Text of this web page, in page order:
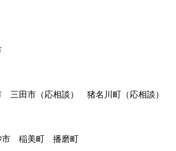
田市（応相談） 猪名川町（応相談）
市 稲美町 播磨町